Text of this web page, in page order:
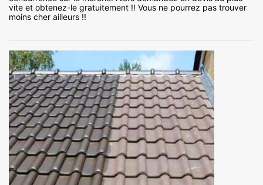
vite et obtenez-le gratuitement !! Vous ne pourrez pas trouver
moins cher ailleurs !!